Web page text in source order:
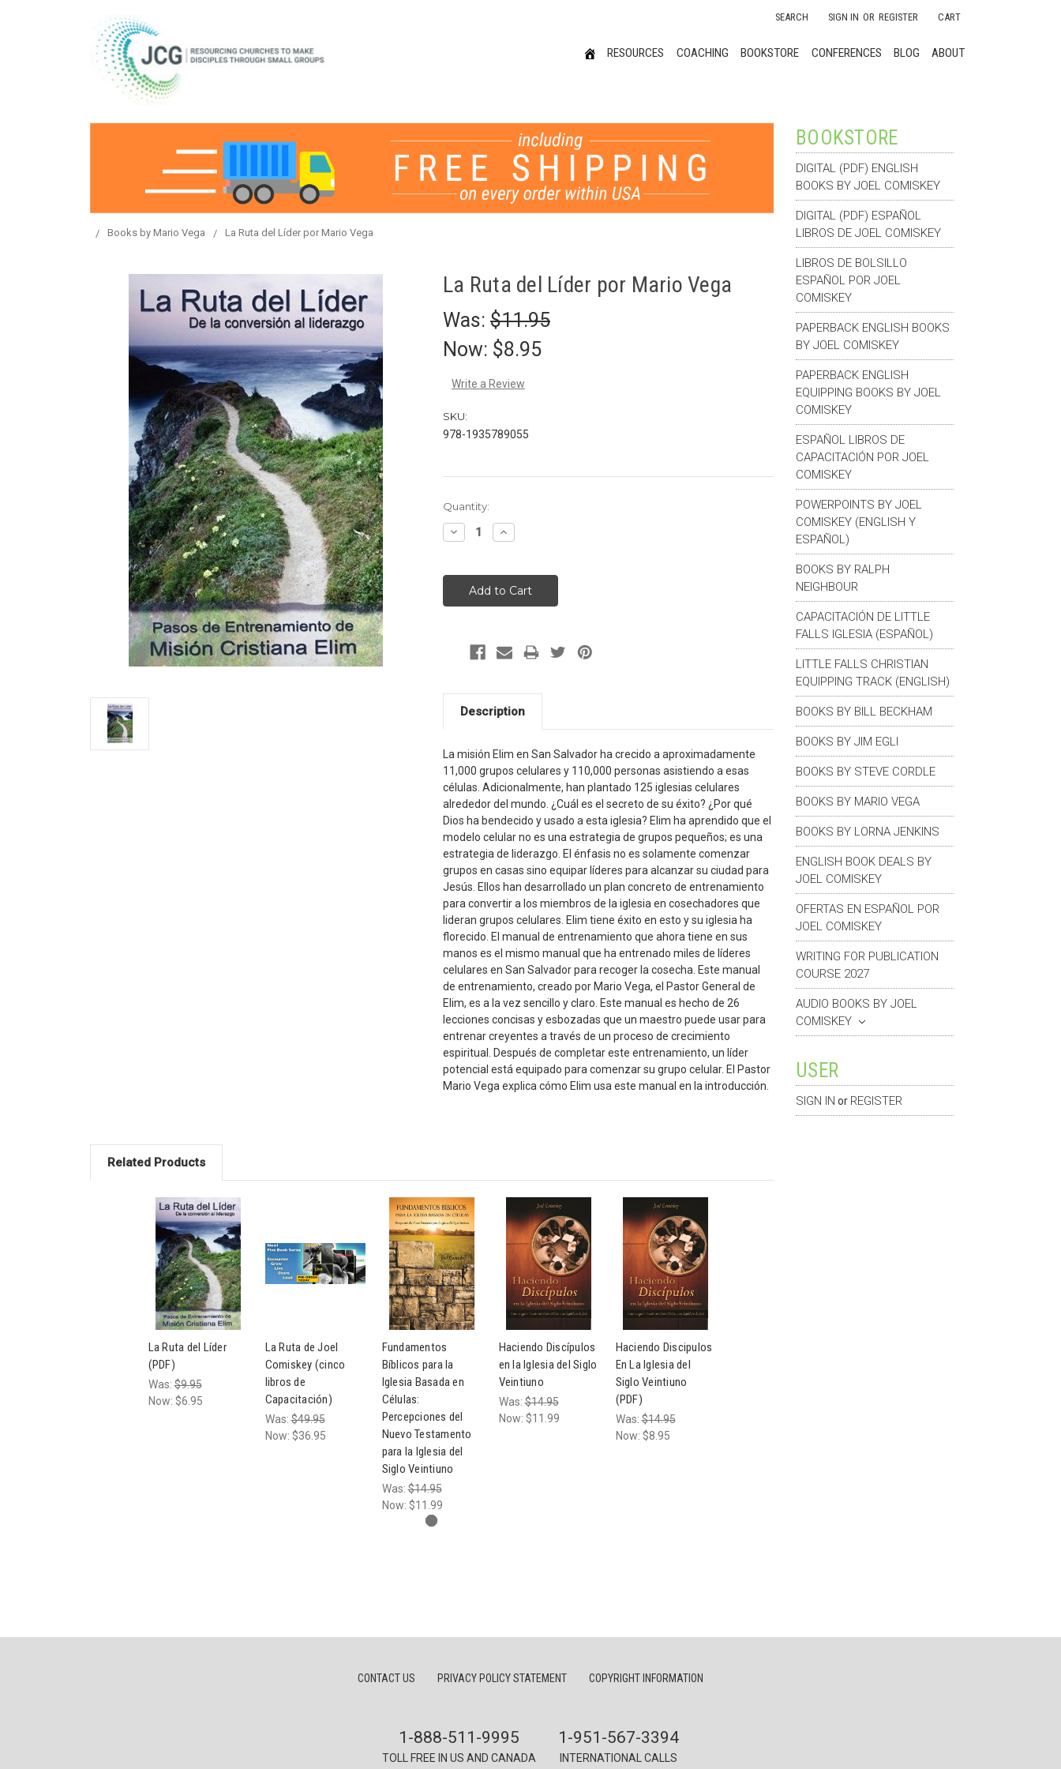
SEARCH SIGN IN OR REGISTER CART
RESOURCES COACHING BOOKSTORE CONFERENCES BLOG ABOUT
Books by Mario Vega La Ruta del Líder por Mario Vega
La Ruta del Líder por Mario Vega
Was: $11.95
Now: $8.95
Write a Review
SKU:
978-1935789055
Current
Stock:
Quantity:
Decrease
Quantity:
Increase
Quantity:
Description
La misión Elim en San Salvador ha crecido a aproximadamente
11,000 grupos celulares y 110,000 personas asistiendo a esas
células. Adicionalmente, han plantado 125 iglesias celulares
alrededor del mundo. ¿Cuál es el secreto de su éxito? ¿Por qué
Dios ha bendecido y usado a esta iglesia? Elim ha aprendido que el
modelo celular no es una estrategia de grupos pequeños; es una
estrategia de liderazgo. El énfasis no es solamente comenzar
grupos en casas sino equipar líderes para alcanzar su ciudad para
Jesús. Ellos han desarrollado un plan concreto de entrenamiento
para convertir a los miembros de la iglesia en cosechadores que
lideran grupos celulares. Elim tiene éxito en esto y su iglesia ha
florecido. El manual de entrenamiento que ahora tiene en sus
manos es el mismo manual que ha entrenado miles de líderes
celulares en San Salvador para recoger la cosecha. Este manual
de entrenamiento, creado por Mario Vega, el Pastor General de
Elim, es a la vez sencillo y claro. Este manual es hecho de 26
lecciones concisas y esbozadas que un maestro puede usar para
entrenar creyentes a través de un proceso de crecimiento
espiritual. Después de completar este entrenamiento, un líder
potencial está equipado para comenzar su grupo celular. El Pastor
Mario Vega explica cómo Elim usa este manual en la introducción.
Related Products
La Ruta del Líder
(PDF)
Was:$9.95
Now: $6.95
La Ruta de Joel
Comiskey (cinco
libros de
Capacitación)
Was:$49.95
Now: $36.95
Fundamentos
Bíblicos para la
Iglesia Basada en
Células:
Percepciones del
Nuevo Testamento
para la Iglesia del
Siglo Veintiuno
Was:$14.95
Now: $11.99
Haciendo Discípulos
en la Iglesia del Siglo
Veintiuno
Was:$14.95
Now: $11.99
Haciendo Discipulos
En La Iglesia del
Siglo Veintiuno
(PDF)
Was:$14.95
Now: $8.95
BOOKSTORE
DIGITAL (PDF) ENGLISH
BOOKS BY JOEL COMISKEY
DIGITAL (PDF) ESPAÑOL
LIBROS DE JOEL COMISKEY
LIBROS DE BOLSILLO
ESPAÑOL POR JOEL
COMISKEY
PAPERBACK ENGLISH BOOKS
BY JOEL COMISKEY
PAPERBACK ENGLISH
EQUIPPING BOOKS BY JOEL
COMISKEY
ESPAÑOL LIBROS DE
CAPACITACIÓN POR JOEL
COMISKEY
POWERPOINTS BY JOEL
COMISKEY (ENGLISH Y
ESPAÑOL)
BOOKS BY RALPH
NEIGHBOUR
CAPACITACIÓN DE LITTLE
FALLS IGLESIA (ESPAÑOL)
LITTLE FALLS CHRISTIAN
EQUIPPING TRACK (ENGLISH)
BOOKS BY BILL BECKHAM
BOOKS BY JIM EGLI
BOOKS BY STEVE CORDLE
BOOKS BY MARIO VEGA
BOOKS BY LORNA JENKINS
ENGLISH BOOK DEALS BY
JOEL COMISKEY
OFERTAS EN ESPAÑOL POR
JOEL COMISKEY
WRITING FOR PUBLICATION
COURSE 2027
AUDIO BOOKS BY JOEL
COMISKEY
USER
SIGN IN or REGISTER
CONTACT US PRIVACY POLICY STATEMENT COPYRIGHT INFORMATION
1-888-511-9995
TOLL FREE IN US AND CANADA
1-951-567-3394
INTERNATIONAL CALLS